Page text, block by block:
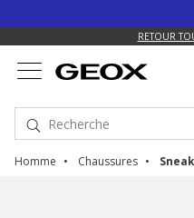
RETOUR
Homme Chaussures